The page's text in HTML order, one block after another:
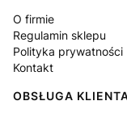
O firmie
Regulamin sklepu
Polityka prywatności
Kontakt
OBSŁUGA